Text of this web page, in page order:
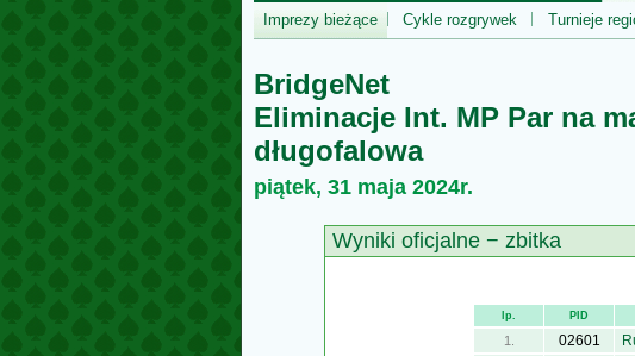
Imprezy bieżące
Cykle rozgrywek Turnieje
BridgeNet
Eliminacje Int. MP Par na
długofalowa
piątek, 31 maja 2024r.
Wyniki oficjalne − zbitka
lp. PID
1. 02601